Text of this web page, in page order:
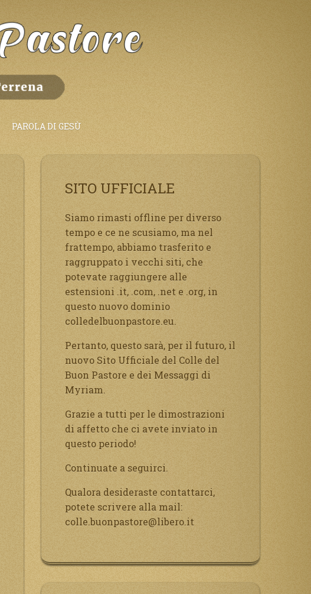
PAROLA DI GESÙ
SITO UFFICIALE
Siamo rimasti offline per diverso
tempo e ce ne scusiamo, ma nel
frattempo, abbiamo trasferito e
raggruppato i vecchi siti, che
potevate raggiungere alle
estensioni .it, .com, .net e .org, in
questo nuovo dominio
colledelbuonpastore.eu.
Pertanto, questo sarà, per il futuro, il
nuovo Sito Ufficiale del Colle del
Buon Pastore e dei Messaggi di
Myriam.
Grazie a tutti per le dimostrazioni
di affetto che ci avete inviato in
questo periodo!
Continuate a seguirci.
Qualora desideraste contattarci,
potete scrivere alla mail:
colle.buonpastore@libero.it